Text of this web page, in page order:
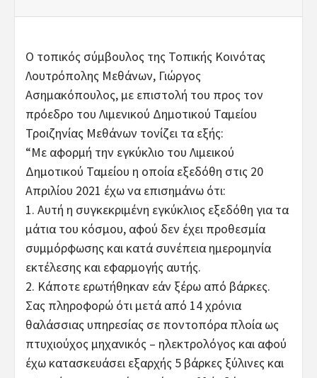
Ο τοπικός σύμβουλος της Τοπικής Κοινότας
Λουτρόπολης Μεθάνων, Γιώργος
Ασημακόπουλος, με επιστολή του προς τον
πρόεδρο του Λιμενικού Δημοτικού Ταμείου
Τροιζηνίας Μεθάνων τονίζει τα εξής:
“Με αφορμή την εγκύκλιο του Λιμεικού
Δημοτικού Ταμείου η οποία εξεδόθη στις 20
Απριλίου 2021 έχω να επισημάνω ότι:
1. Αυτή η συγκεκριμένη εγκύκλιος εξεδόθη για τα
μάτια του κόσμου, αφού δεν έχει προθεσμία
συμμόρφωσης και κατά συνέπεια ημερομηνία
εκτέλεσης και εφαρμογής αυτής.
2. Κάποτε ερωτήθηκαν εάν ξέρω από βάρκες.
Σας πληροφορώ ότι μετά από 14 χρόνια
θαλάσσιας υπηρεσίας σε ποντοπόρα πλοία ως
πτυχιούχος μηχανικός – ηλεκτρολόγος και αφού
έχω κατασκευάσει εξαρχής 5 βάρκες ξύλινες και